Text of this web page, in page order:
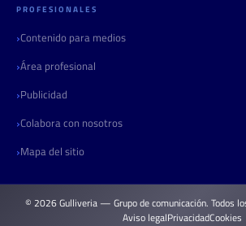
PROFESIONALES
Contenido para medios
Área profesional
Publicidad
Colabora con nosotros
Mapa del sitio
© 2026 Gulliveria — Grupo de comunicación. Todos
Aviso legalPrivacidadCookies